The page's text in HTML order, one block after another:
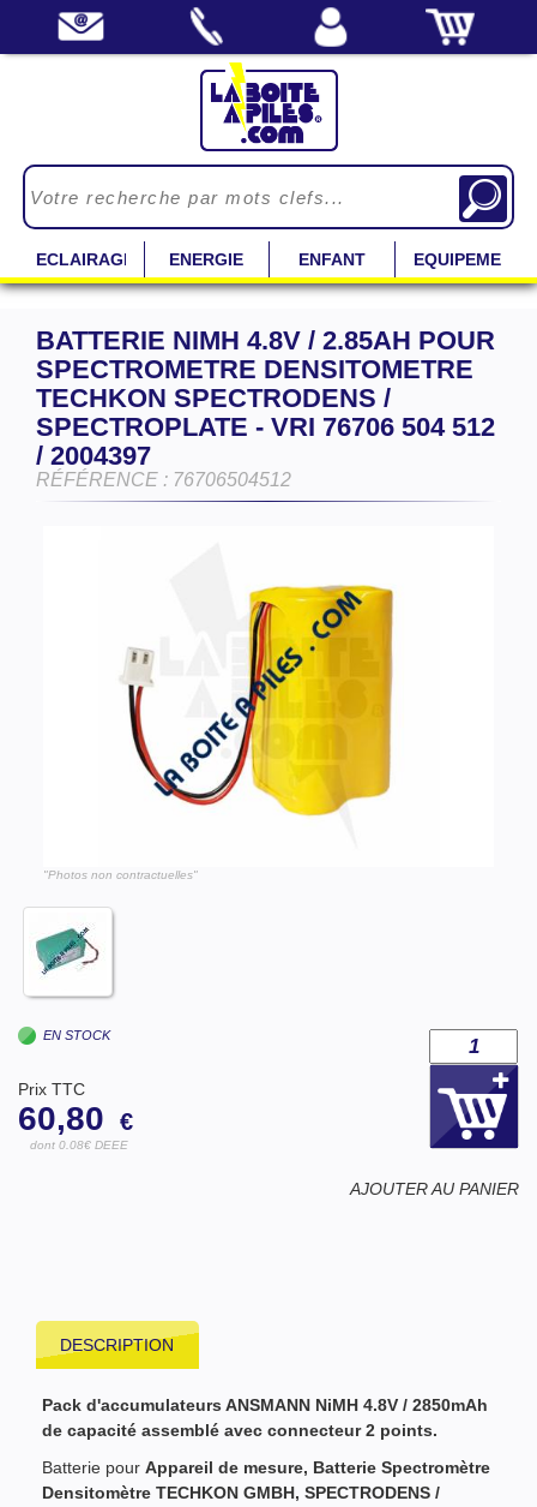
ECLAIRAGE ENERGIE ENFANT EQUIPEMENT
BATTERIE NIMH 4.8V / 2.85AH POUR
SPECTROMETRE DENSITOMETRE
TECHKON SPECTRODENS /
SPECTROPLATE - VRI 76706 504 512
/ 2004397
RÉFÉRENCE : 76706504512
"Photos non contractuelles"
EN STOCK
Prix TTC
60,80 €
dont 0.08€ DEEE
AJOUTER AU PANIER
DESCRIPTION
Pack d'accumulateurs ANSMANN NiMH 4.8V / 2850mAh
de capacité assemblé avec connecteur 2 points.
Batterie pour Appareil de mesure, Batterie Spectromètre
Densitomètre TECHKON GMBH, SPECTRODENS /